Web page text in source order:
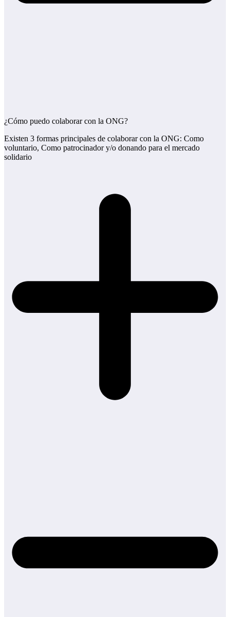
¿Cómo puedo colaborar con la ONG?
Existen 3 formas principales de colaborar con la ONG: Como
voluntario, Como patrocinador y/o donando para el mercado
solidario